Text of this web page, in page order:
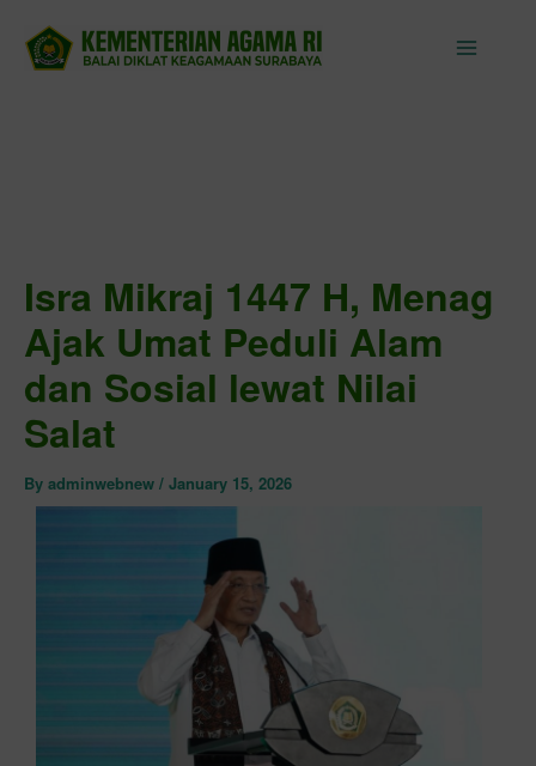
content
Isra Mikraj 1447 H, Menag
Ajak Umat Peduli Alam
dan Sosial lewat Nilai
Salat
By adminwebnew / January 15, 2026